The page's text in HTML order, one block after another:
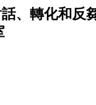
、轉化和